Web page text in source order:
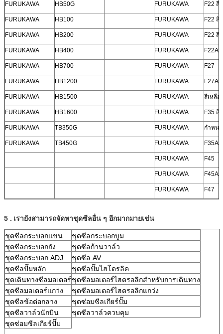
FURUKAWA HB50G FURUKAWA F22 สี
FURUKAWA HB100 FURUKAWA F22 สี
FURUKAWA HB200 FURUKAWA F22 สี
FURUKAWA HB400 FURUKAWA
FURUKAWA HB700 FURUKAWA F27
FURUKAWA HB1200 FURUKAWA
FURUKAWA HB1500 FURUKAWA สีเหลือ
FURUKAWA HB1600 FURUKAWA F35 สี
FURUKAWA TB350G FURUKAWA กำหนด
FURUKAWA TB450G FURUKAWA
FURUKAWA F45
FURUKAWA
FURUKAWA F47
5 . เรายังสามารถจัดหาชุดซีลอื่น ๆ อีกมากมายเช่น
ชุดซีลกระบอกแขน
ชุดซีลกระบอกบูม
ชุดซีลกระบอกถัง
ชุดซีลก้านวาล์ว
ชุดซีลกระบอก ADJ
ชุดซีล AV
ชุดซีลปั๊มหลัก
ชุดซีลปั๊มไฮโดรลิค
ชุดเดินทางซีลมอเตอร์ชุดซีลมอเตอร์ไฮดรอลิกสำหรับการเดินทาง
ชุดซีลมอเตอร์แกว่ง
ชุดซีลมอเตอร์ไฮดรอลิกแกว่ง
ชุดซีลข้อต่อกลาง
ชุดซ่อมซีลเกียร์ปั๊ม
ชุดซีลวาล์วนักบิน
ชุดซีลวาล์วควบคุม
ชุดซ่อมซีลเกียร์ปั๊ม